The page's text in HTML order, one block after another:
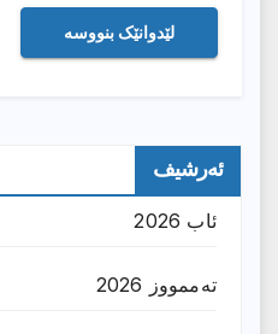
ئەرشیف
ئاب 2026
تەممووز 2026